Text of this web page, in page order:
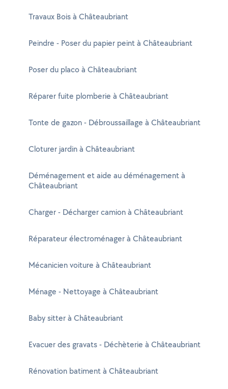
Travaux Bois à Châteaubriant
Peindre - Poser du papier peint à Châteaubriant
Poser du placo à Châteaubriant
Réparer fuite plomberie à Châteaubriant
Tonte de gazon - Débroussaillage à Châteaubriant
Cloturer jardin à Châteaubriant
Déménagement et aide au déménagement à
Châteaubriant
Charger - Décharger camion à Châteaubriant
Réparateur électroménager à Châteaubriant
Mécanicien voiture à Châteaubriant
Ménage - Nettoyage à Châteaubriant
Baby sitter à Châteaubriant
Evacuer des gravats - Déchèterie à Châteaubriant
Rénovation batiment à Châteaubriant